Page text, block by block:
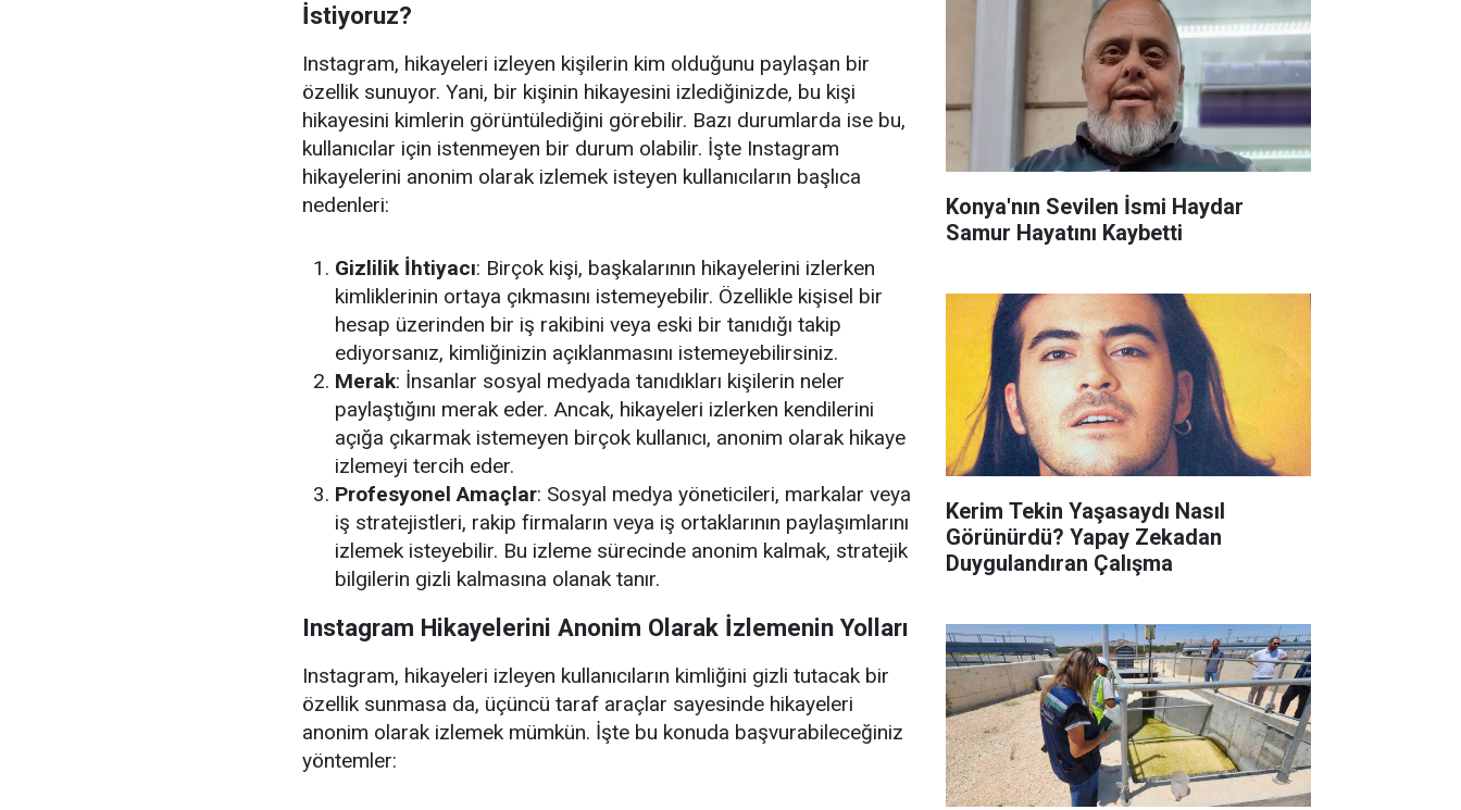
İstiyoruz?
Instagram, hikayeleri izleyen kişilerin kim olduğunu paylaşan bir
özellik sunuyor. Yani, bir kişinin hikayesini izlediğinizde, bu kişi
hikayesini kimlerin görüntülediğini görebilir. Bazı durumlarda ise bu,
kullanıcılar için istenmeyen bir durum olabilir. İşte Instagram
hikayelerini anonim olarak izlemek isteyen kullanıcıların başlıca
nedenleri:
Gizlilik İhtiyacı: Birçok kişi, başkalarının hikayelerini izlerken
kimliklerinin ortaya çıkmasını istemeyebilir. Özellikle kişisel bir
hesap üzerinden bir iş rakibini veya eski bir tanıdığı takip
ediyorsanız, kimliğinizin açıklanmasını istemeyebilirsiniz.
Merak: İnsanlar sosyal medyada tanıdıkları kişilerin neler
paylaştığını merak eder. Ancak, hikayeleri izlerken kendilerini
açığa çıkarmak istemeyen birçok kullanıcı, anonim olarak hikaye
izlemeyi tercih eder.
Profesyonel Amaçlar: Sosyal medya yöneticileri, markalar veya
iş stratejistleri, rakip firmaların veya iş ortaklarının paylaşımlarını
izlemek isteyebilir. Bu izleme sürecinde anonim kalmak, stratejik
bilgilerin gizli kalmasına olanak tanır.
Instagram Hikayelerini Anonim Olarak İzlemenin Yolları
Instagram, hikayeleri izleyen kullanıcıların kimliğini gizli tutacak bir
özellik sunmasa da, üçüncü taraf araçlar sayesinde hikayeleri
anonim olarak izlemek mümkün. İşte bu konuda başvurabileceğiniz
yöntemler:
Konya'nın Sevilen İsmi Haydar
Samur Hayatını Kaybetti
Kerim Tekin Yaşasaydı Nasıl
Görünürdü? Yapay Zekadan
Duygulandıran Çalışma